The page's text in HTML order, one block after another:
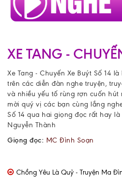
XE TANG -
Xe Tang - Chuyến Xe Buýt Số 14 là
trên các diễn đàn nghe truyện,
và nhiều yếu tố rùng rợn cuốn
mời quý vị các bạn cùng lắng
Số 14 qua hai giọng đọc rất hay
Nguyễn Thành
Giọng đọc: MC Đình Soạn
Chồng Yêu Là Quỷ - Truyện Ma